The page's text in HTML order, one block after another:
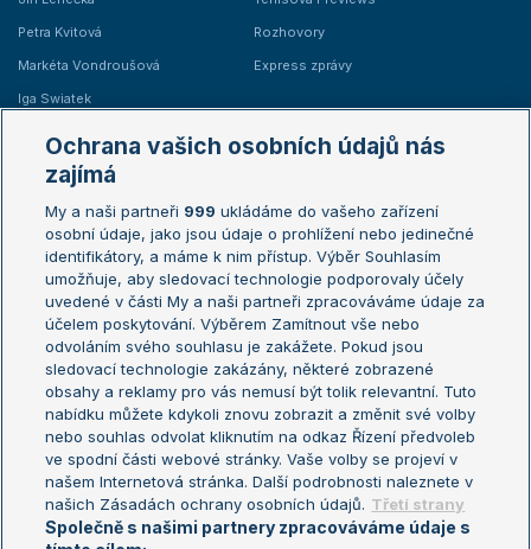
Petra Kvitová
Markéta Vondroušová
Iga Swiatek
Rozhovory
Express zprávy
Žebříčky
Žebříček ATP (muži)
Žebříček WTA (ženy)
Sázkařský žebříček
Australian Open
French Open
Wimbledon
US Open
Turnaj mistrů
Turnaj mistryň
Aktualní trendy
Fotbalové přestupy
Livesport Daily
LS Prague Open
Ochrana vašich osobních údajů nás
zajímá
My a naši partneři 999 ukládáme do vašeho zařízení
osobní údaje, jako jsou údaje o prohlížení nebo jedinečné
identifikátory, a máme k nim přístup. Výběr Souhlasím
umožňuje, aby sledovací technologie podporovaly účely
uvedené v části My a naši partneři zpracováváme údaje za
účelem poskytování. Výběrem Zamítnout vše nebo
odvoláním svého souhlasu je zakážete. Pokud jsou
sledovací technologie zakázány, některé zobrazené
obsahy a reklamy pro vás nemusí být tolik relevantní. Tuto
nabídku můžete kdykoli znovu zobrazit a změnit své volby
nebo souhlas odvolat kliknutím na odkaz Řízení předvoleb
ve spodní části webové stránky. Vaše volby se projeví v
našem Internetová stránka. Další podrobnosti naleznete v
našich Zásadách ochrany osobních údajů. Třetí strany
Společně s našimi partnery zpracováváme údaje s